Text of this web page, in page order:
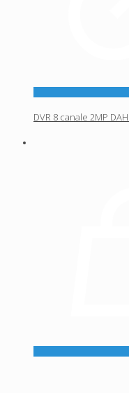
DVR 8 canale 2MP